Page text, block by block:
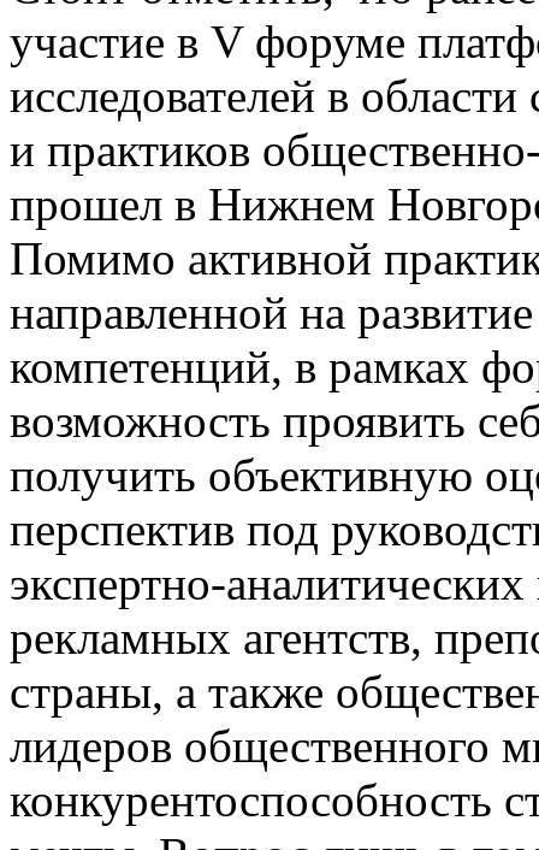
участие в V форуме
исследователей в
и практиков
прошел в Нижнем
Помимо активной
направленной на
компетенций, в рамках
возможность проявить
получить объективную
перспектив под
экспертно-
рекламных агентств,
страны, а также
лидеров общественного
конкурентоспособность